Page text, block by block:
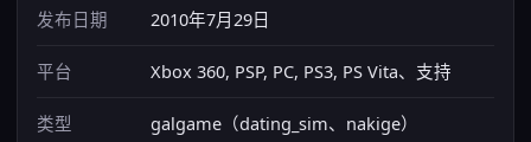
发布日期 2010年7月29日
平台 Xbox 360, PSP, PC, PS3, PS Vita、支持
类型 galgame（dating_sim、nakige）